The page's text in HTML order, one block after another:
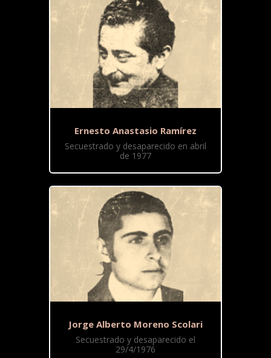
Ernesto Anastasio Ramírez
Secuestrado y desaparecido en abril
de 1977
Jorge Alberto Moreno Scolari
Secuestrado y desaparecido el
29/4/1976